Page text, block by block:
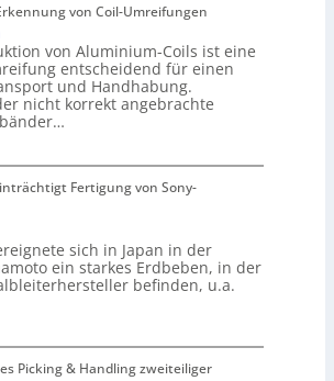
von Coil-Umreifungen
von Aluminium-Coils ist eine
entscheidend für einen
und Handhabung.
nicht korrekt angebrachte
Fertigung von Sony-
sich in Japan in der
ein starkes Erdbeben, in der
befinden, u.a.
Picking & Handling zweiteiliger